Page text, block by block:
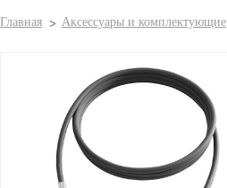
Главная Аксессуары и комплектующие